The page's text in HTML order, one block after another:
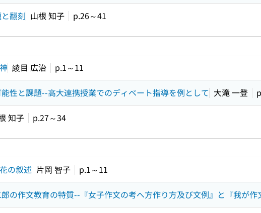
翻刻 山根 知子 p.26～41
綾目 広治 p.1～11
性と課題--高大連携授業でのディベート指導を例として 大滝 一登
知子 p.27～34
の叙述 片岡 智子 p.1～11
の作文教育の特質--『女子作文の考へ方作り方及び文例』と『我が作